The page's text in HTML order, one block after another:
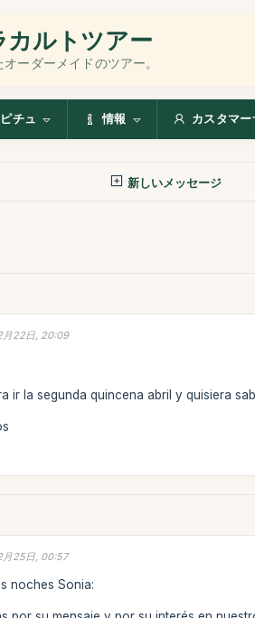
カルトツアー
ーダーメイドのツアー。
チュ 情報 カスタマ
新しいメッセージ
月22日, 20:09
ir la segunda quincena abril y quisiera
月25日, 00:57
noches Sonia: